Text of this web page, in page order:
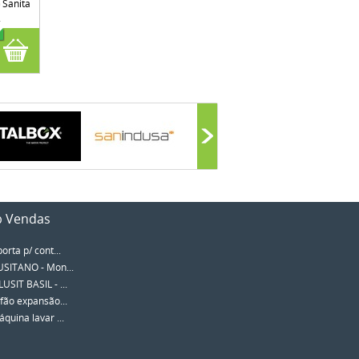
Sanita
Vendas
p/ cont...
- Mon...
BASIL - ...
expansão...
lavar ...